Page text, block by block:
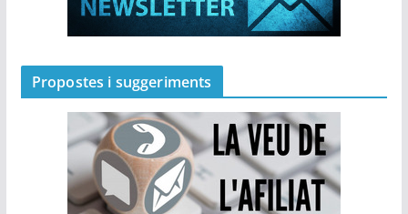
Propostes i suggeriments